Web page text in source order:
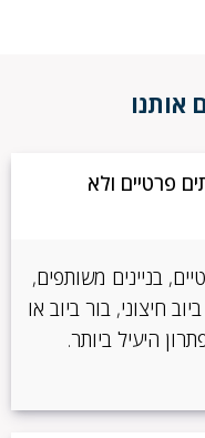
אותנו
פרטיים ולא
בניינים משותפים,
חיצוני, בור ביוב או
היעיל ביותר.